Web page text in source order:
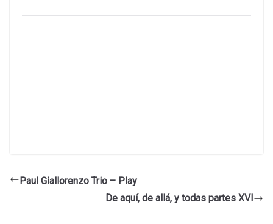
Paul Giallorenzo Trio – Play
De aquí, de allá, y todas partes XVI